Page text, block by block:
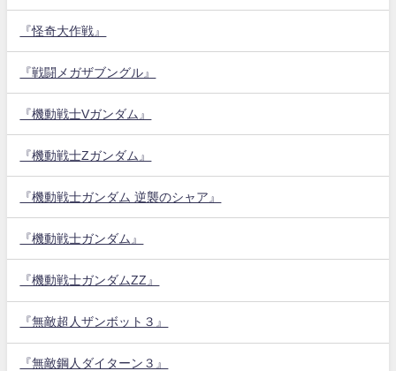
『怪奇大作戦』
『戦闘メガザブングル』
『機動戦士Vガンダム』
『機動戦士Zガンダム』
『機動戦士ガンダム 逆襲のシャア』
『機動戦士ガンダム』
『機動戦士ガンダムZZ』
『無敵超人ザンボット３』
『無敵鋼人ダイターン３』